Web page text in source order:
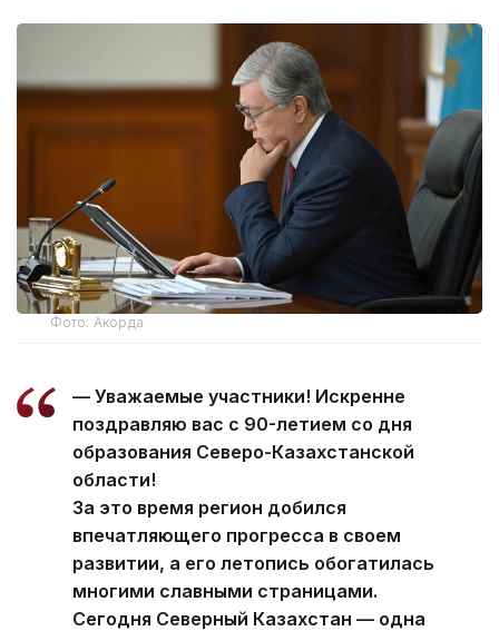
Фото: Акорда
— Уважаемые участники! Искренне
поздравляю вас с 90-летием со дня
образования Северо-Казахстанской
области!
За это время регион добился
впечатляющего прогресса в своем
развитии, а его летопись обогатилась
многими славными страницами.
Сегодня Северный Казахстан — одна